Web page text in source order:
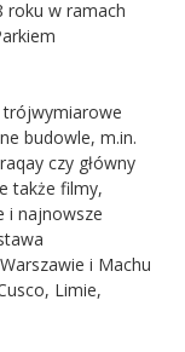
roku w ramach
trójwymiarowe
budowle, m.in.
czy główny
także filmy,
i najnowsze
i Machu
Limie,